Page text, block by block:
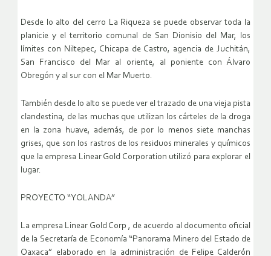
Desde lo alto del cerro La Riqueza se puede observar toda la
planicie y el territorio comunal de San Dionisio del Mar, los
límites con Niltepec, Chicapa de Castro, agencia de Juchitán,
San Francisco del Mar al oriente, al poniente con Álvaro
Obregón y al sur con el Mar Muerto.
También desde lo alto se puede ver el trazado de una vieja pista
clandestina, de las muchas que utilizan los cárteles de la droga
en la zona huave, además, de por lo menos siete manchas
grises, que son los rastros de los residuos minerales y químicos
que la empresa Linear Gold Corporation utilizó para explorar el
lugar.
PROYECTO “YOLANDA”
La empresa Linear Gold Corp , de acuerdo al documento oficial
de la Secretaría de Economía “Panorama Minero del Estado de
Oaxaca” elaborado en la administración de Felipe Calderón